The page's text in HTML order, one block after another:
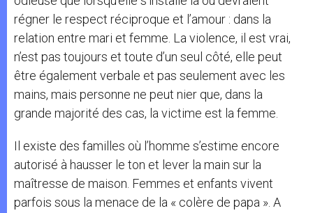
régner le respect réciproque et l’amour : dans la
relation entre mari et femme. La violence, il est vrai,
n’est pas toujours et toute d’un seul côté, elle peut
être également verbale et pas seulement avec les
mains, mais personne ne peut nier que, dans la
grande majorité des cas, la victime est la femme.
Il existe des familles où l’homme s’estime encore
autorisé à hausser le ton et lever la main sur la
maîtresse de maison. Femmes et enfants vivent
parfois sous la menace de la « colère de papa ». A